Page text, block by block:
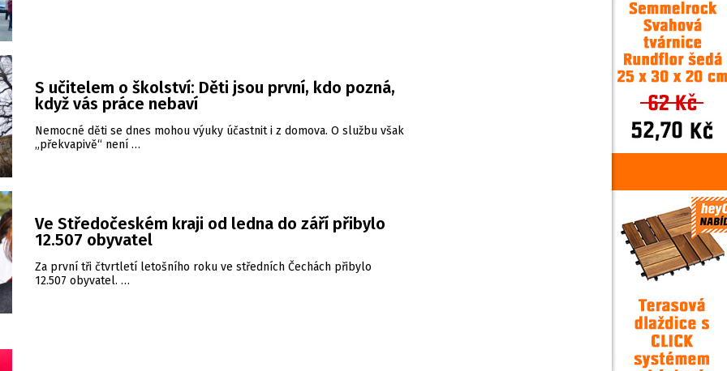
S učitelem o školství: Děti jsou první, kdo pozná,
když vás práce nebaví
Nemocné děti se dnes mohou výuky účastnit i z domova. O službu však
„překvapivě“ není …
Ve Středočeském kraji od ledna do září přibylo
12.507 obyvatel
Za první tři čtvrtletí letošního roku ve středních Čechách přibylo
12.507 obyvatel. …